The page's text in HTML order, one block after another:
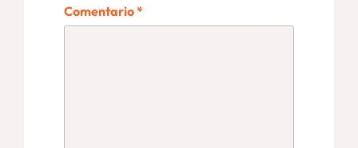
Comentario*